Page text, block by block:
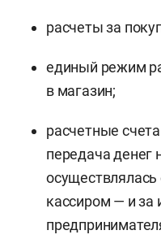
расчеты за
единый режим
в магазин;
расчетные
передача денег
кассиром — и за